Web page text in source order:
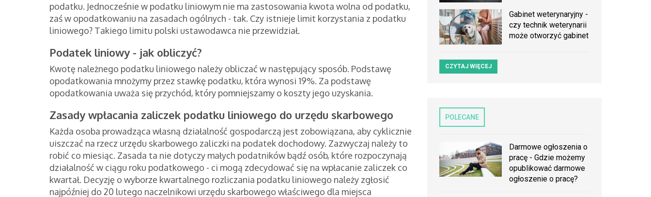
podatku. Jednocześnie w podatku liniowym nie ma zastosowania kwota wolna od podatku,
zaś w opodatkowaniu na zasadach ogólnych - tak. Czy istnieje limit korzystania z podatku
liniowego? Takiego limitu polski ustawodawca nie przewidział.
Podatek liniowy - jak obliczyć?
Kwotę należnego podatku liniowego należy obliczać w następujący sposób. Podstawę
opodatkowania mnożymy przez stawkę podatku, która wynosi 19%. Za podstawę
opodatkowania uważa się przychód, który pomniejszamy o koszty jego uzyskania.
Zasady wpłacania zaliczek podatku liniowego do urzędu skarbowego
Każda osoba prowadząca własną działalność gospodarczą jest zobowiązana, aby cyklicznie
uiszczać na rzecz urzędu skarbowego zaliczki na podatek dochodowy. Zazwyczaj należy to
robić co miesiąc. Zasada ta nie dotyczy małych podatników bądź osób, które rozpoczynają
działalność w ciągu roku podatkowego - ci mogą zdecydować się na wpłacanie zaliczek co
kwartał. Decyzję o wyborze kwartalnego rozliczania podatku liniowego należy zgłosić
najpóźniej do 20 lutego naczelnikowi urzędu skarbowego właściwego dla miejsca
Gabinet weterynaryjny -
czy technik weterynarii
może otworzyć gabinet
CZYTAJ WIĘCEJ
POLECANE
Darmowe ogłoszenia o
pracę - Gdzie możemy
opublikować darmowe
ogłoszenie o pracę?